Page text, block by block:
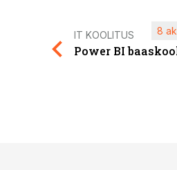
IT KOOLITUS
Power BI
8